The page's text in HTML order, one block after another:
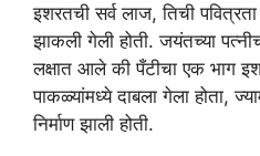
इशरतची सर्व लाज, तिची
झाकली गेली होती. जयंतच्या
लक्षात आले की पँटीचा एक भाग
पाकळ्यांमध्ये दाबला गेला होता,
निर्माण झाली होती.